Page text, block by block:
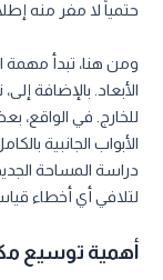
حتمياً لا مفر منه
ومن هنا، تبدأ
الأبعاد. بالإضافة
للخارج. في الواقع،
الأبواب الجانبية
دراسة المساحة
لتلافي أي أخطاء
أهمية توسيع